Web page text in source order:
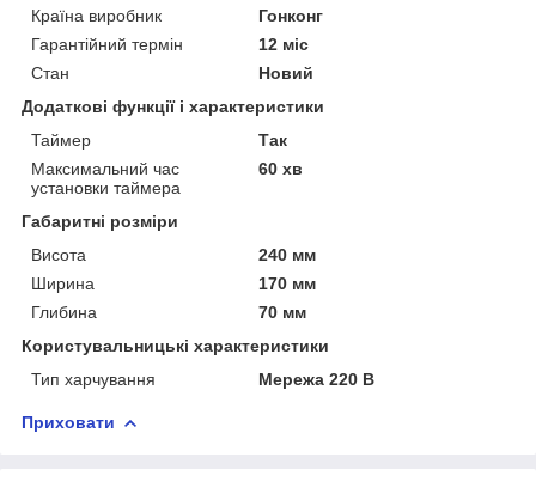
Країна виробник
Гонконг
Гарантійний термін
12 міс
Стан
Новий
Додаткові функції і характеристики
Таймер
Так
Максимальний час
установки таймера
60 хв
Габаритні розміри
Висота
240 мм
Ширина
170 мм
Глибина
70 мм
Користувальницькі характеристики
Тип харчування
Мережа 220 В
Приховати